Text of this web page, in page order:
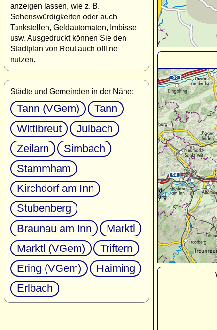
anzeigen lassen, wie z. B.
Sehenswürdigkeiten oder auch
Tankstellen, Geldautomaten, Imbisse
usw. Ausgedruckt können Sie den
Stadtplan von Reut auch offline
nutzen.
Städte und Gemeinden in der Nähe:
Tann (VGem)
Tann
Wittibreut
Julbach
Zeilarn
Simbach
Stammham
Kirchdorf am Inn
Stubenberg
Braunau am Inn
Marktl
Marktl (VGem)
Triftern
Ering (VGem)
Haiming
Erlbach